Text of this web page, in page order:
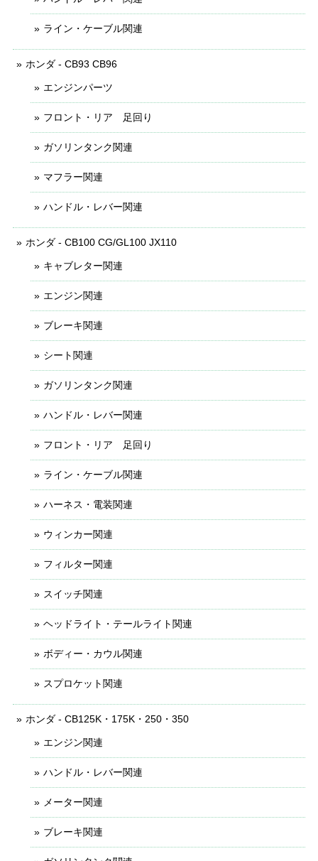
ライン・ケーブル関連
ホンダ - CB93 CB96
エンジンパーツ
フロント・リア 足回り
ガソリンタンク関連
マフラー関連
ハンドル・レバー関連
ホンダ - CB100 CG/GL100 JX110
キャブレター関連
エンジン関連
ブレーキ関連
シート関連
ガソリンタンク関連
ハンドル・レバー関連
フロント・リア 足回り
ライン・ケーブル関連
ハーネス・電装関連
ウィンカー関連
フィルター関連
スイッチ関連
ヘッドライト・テールライト関連
ボディー・カウル関連
スプロケット関連
ホンダ - CB125K・175K・250・350
エンジン関連
ハンドル・レバー関連
メーター関連
ブレーキ関連